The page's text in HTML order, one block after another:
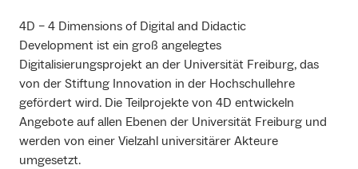
4D – 4 Dimensions of Digital and Didactic
Development ist ein groß angelegtes
Digitalisierungsprojekt an der Universität Freiburg, das
von der Stiftung Innovation in der Hochschullehre
gefördert wird. Die Teilprojekte von 4D entwickeln
Angebote auf allen Ebenen der Universität Freiburg und
werden von einer Vielzahl universitärer Akteure
umgesetzt.